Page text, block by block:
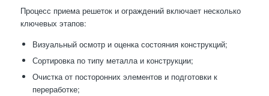
Процесс приема решеток и ограждений включает несколько
ключевых этапов:
Визуальный осмотр и оценка состояния конструкций;
Сортировка по типу металла и конструкции;
Очистка от посторонних элементов и подготовки к
переработке;